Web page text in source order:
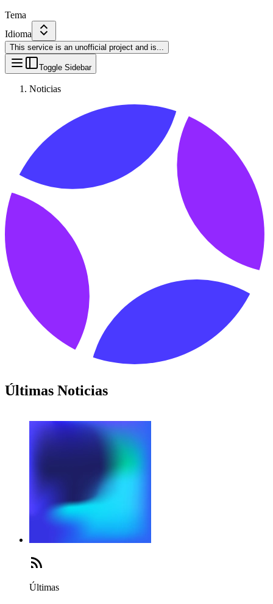
Tema
Idioma
This service is an unofficial project and is...
Toggle Sidebar
Noticias
Últimas Noticias
Últimas